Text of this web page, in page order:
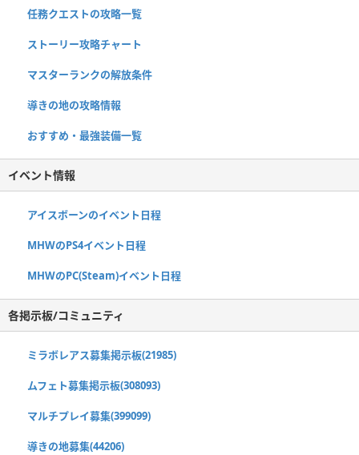
任務クエストの攻略一覧
ストーリー攻略チャート
マスターランクの解放条件
導きの地の攻略情報
おすすめ・最強装備一覧
イベント情報
アイスボーンのイベント日程
MHWのPS4イベント日程
MHWのPC(Steam)イベント日程
各掲示板/コミュニティ
ミラボレアス募集掲示板(21985)
ムフェト募集掲示板(308093)
マルチプレイ募集(399099)
導きの地募集(44206)